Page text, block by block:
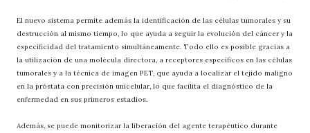
El nuevo sistema permite además la identificación de las células tumorales y su
destrucción al mismo tiempo, lo que ayuda a seguir la evolución del cáncer y la
especificidad del tratamiento simultáneamente. Todo ello es posible gracias a
la utilización de una molécula directora, a receptores específicos en las células
tumorales y a la técnica de imagen PET, que ayuda a localizar el tejido maligno
en la próstata con precisión unicelular, lo que facilita el diagnóstico de la
enfermedad en sus primeros estadios.
Además, se puede monitorizar la liberación del agente terapéutico durante